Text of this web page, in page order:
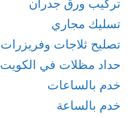
تركيب ورق جدران
تسليك مجاري
تصليح ثلاجات وفريزرات
حداد مظلات في الكويت
خدم بالساعات
خدم بالساعة